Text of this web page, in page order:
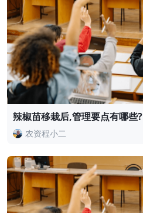
辣椒苗移栽后,管理要点有哪些?
农资程小二